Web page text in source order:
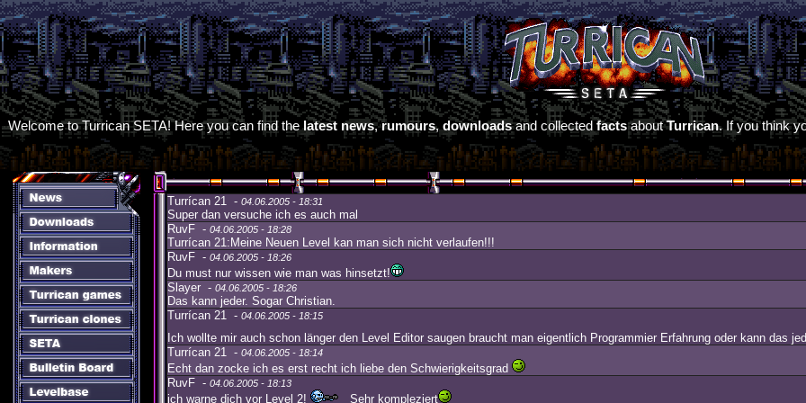
Welcome to Turrican SETA! Here you can find thelatest news,rumours, downloadsand collected factsaboutTurrican. If you think
Turrícan 21 - 04.06.2005 - 18:31
Super dan versuche ich es auch mal
RuvF - 04.06.2005 - 18:28
Turrícan 21:Meine Neuen Level kan man sich nicht verlaufen!!!
RuvF - 04.06.2005 - 18:26
Du must nur wissen wie man was hinsetzt!
Slayer - 04.06.2005 - 18:26
Das kann jeder. Sogar Christian.
Turrícan 21 - 04.06.2005 - 18:15
Ich wollte mir auch schon länger den Level Editor saugen braucht man eigentlich Programmier Erfahrung oder kann das
Turrícan 21 - 04.06.2005 - 18:14
Echt dan zocke ich es erst recht ich liebe den Schwierigkeitsgrad
RuvF - 04.06.2005 - 18:13
ich warne dich vor Level 2! Sehr kompleziert